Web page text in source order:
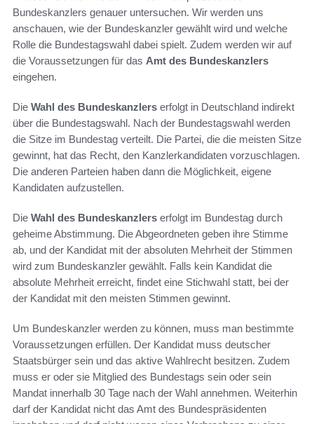
Bundeskanzlers genauer untersuchen. Wir werden uns
anschauen, wie der Bundeskanzler gewählt wird und welche
Rolle die Bundestagswahl dabei spielt. Zudem werden wir auf
die Voraussetzungen für das Amt des Bundeskanzlers
eingehen.
Die Wahl des Bundeskanzlers erfolgt in Deutschland indirekt
über die Bundestagswahl. Nach der Bundestagswahl werden
die Sitze im Bundestag verteilt. Die Partei, die die meisten Sitze
gewinnt, hat das Recht, den Kanzlerkandidaten vorzuschlagen.
Die anderen Parteien haben dann die Möglichkeit, eigene
Kandidaten aufzustellen.
Die Wahl des Bundeskanzlers erfolgt im Bundestag durch
geheime Abstimmung. Die Abgeordneten geben ihre Stimme
ab, und der Kandidat mit der absoluten Mehrheit der Stimmen
wird zum Bundeskanzler gewählt. Falls kein Kandidat die
absolute Mehrheit erreicht, findet eine Stichwahl statt, bei der
der Kandidat mit den meisten Stimmen gewinnt.
Um Bundeskanzler werden zu können, muss man bestimmte
Voraussetzungen erfüllen. Der Kandidat muss deutscher
Staatsbürger sein und das aktive Wahlrecht besitzen. Zudem
muss er oder sie Mitglied des Bundestags sein oder sein
Mandat innerhalb 30 Tage nach der Wahl annehmen. Weiterhin
darf der Kandidat nicht das Amt des Bundespräsidenten